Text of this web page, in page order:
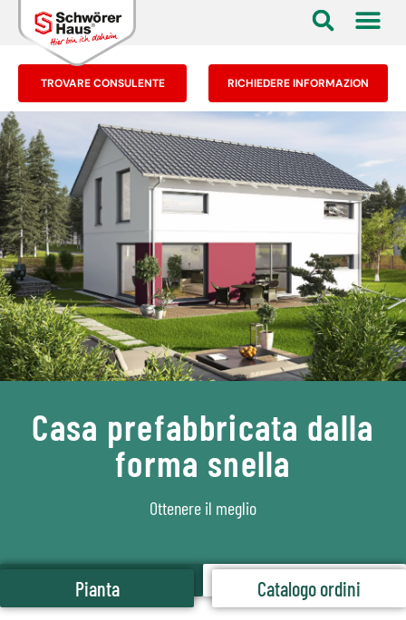
TROVARE CONSULENTE RICHIEDERE INFORMAZION
Casa prefabbricata dalla
forma snella
Ottenere il meglio
Pianta Catalogo ordini
Pianta Catalogo ordini